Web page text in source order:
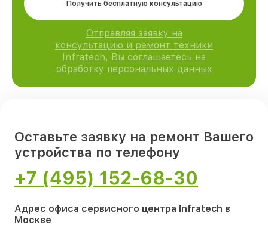
Получить бесплатную консультацию
Отправляя заявку на
консультацию и ремонт техники
Infratech, Вы соглашаетесь на
обработку персональных данных
Оставьте заявку на ремонт Вашего
устройства по телефону
+7 (495) 152-68-30
Адрес офиса сервисного центра Infratech в
Москве